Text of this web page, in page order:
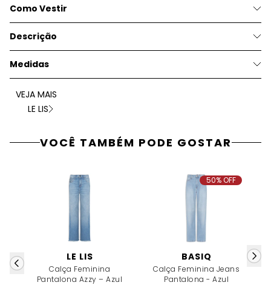
Como Vestir
Descrição
Medidas
VEJA MAIS
LE LIS
VOCÊ TAMBÉM PODE GOSTAR
LE LIS
Calça Feminina
Pantalona Azzy – Azul
BASIQ
Calça Feminina Jeans
Pantalona - Azul
50% OFF